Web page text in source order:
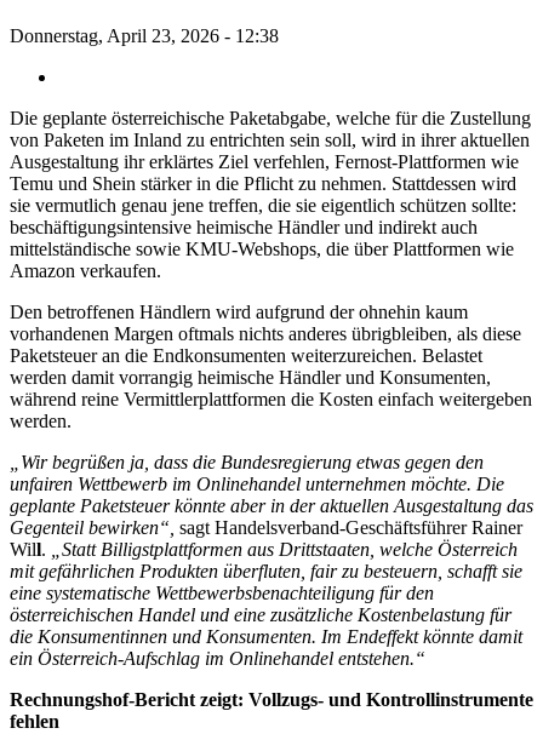
Donnerstag, April 23, 2026 - 12:38
Die geplante österreichische Paketabgabe, welche für die Zustellung
von Paketen im Inland zu entrichten sein soll, wird in ihrer aktuellen
Ausgestaltung ihr erklärtes Ziel verfehlen, Fernost-Plattformen wie
Temu und Shein stärker in die Pflicht zu nehmen. Stattdessen wird
sie vermutlich genau jene treffen, die sie eigentlich schützen sollte:
beschäftigungsintensive heimische Händler und indirekt auch
mittelständische sowie KMU-Webshops, die über Plattformen wie
Amazon verkaufen.
Den betroffenen Händlern wird aufgrund der ohnehin kaum
vorhandenen Margen oftmals nichts anderes übrigbleiben, als diese
Paketsteuer an die Endkonsumenten weiterzureichen. Belastet
werden damit vorrangig heimische Händler und Konsumenten,
während reine Vermittlerplattformen die Kosten einfach weitergeben
werden.
„Wir begrüßen ja, dass die Bundesregierung etwas gegen den
unfairen Wettbewerb im Onlinehandel unternehmen möchte. Die
geplante Paketsteuer könnte aber in der aktuellen Ausgestaltung das
Gegenteil bewirken“, sagt Handelsverband-Geschäftsführer Rainer
Will.
„Statt Billigstplattformen aus Drittstaaten, welche Österreich
mit gefährlichen Produkten überfluten, fair zu besteuern, schafft sie
eine systematische Wettbewerbsbenachteiligung für den
österreichischen Handel und eine zusätzliche Kostenbelastung für
die Konsumentinnen und Konsumenten. Im Endeffekt könnte damit
ein Österreich-Aufschlag im Onlinehandel entstehen.“
Rechnungshof-Bericht zeigt: Vollzugs- und Kontrollinstrumente
fehlen